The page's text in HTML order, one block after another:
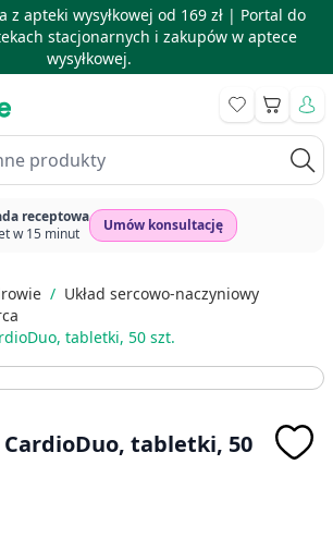
z apteki wysyłkowej od 169 zł | Portal do
stacjonarnych i zakupów w aptece
wysyłkowej.
Koszyk
receptowa
w 15 minut
Umów konsultację
/ Układ sercowo-naczyniowy
tabletki, 50 szt.
tabletki, 50